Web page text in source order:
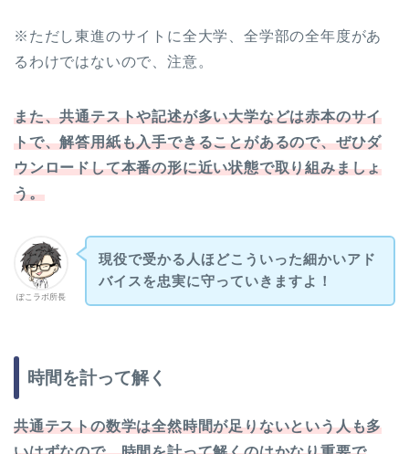
※ただし東進のサイトに全大学、全学部の全年度があ
るわけではないので、注意。
また、共通テストや記述が多い大学などは赤本のサイ
トで、解答用紙も入手できることがあるので、ぜひダ
ウンロードして本番の形に近い状態で取り組みましょ
う。
ぽこラボ所長
現役で受かる人ほどこういった細かいアド
バイスを忠実に守っていきますよ！
時間を計って解く
共通テストの数学は全然時間が足りないという人も多